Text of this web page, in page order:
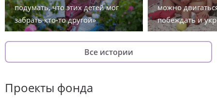
подумать, что этих детей мог
забрать кто-то другой»
можно
побеждать и
Все истории
Проекты фонда